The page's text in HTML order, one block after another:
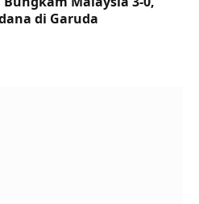
di Garuda